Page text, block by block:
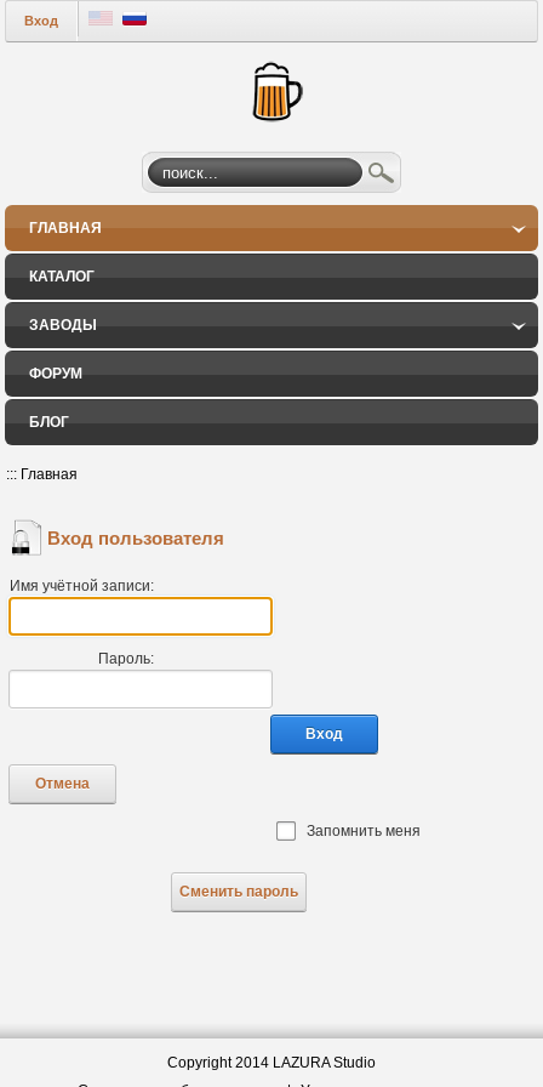
Вход
ГЛАВНАЯ
КАТАЛОГ
ЗАВОДЫ
ФОРУМ
БЛОГ
::: Главная
Вход пользователя
Имя учётной записи:
Пароль:
Вход
Отмена
Запомнить меня
Сменить пароль
Copyright 2014 LAZURA Studio